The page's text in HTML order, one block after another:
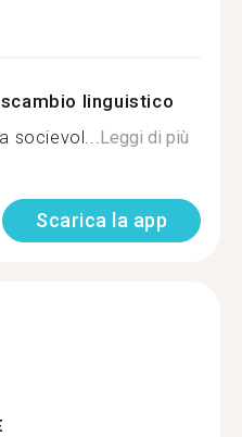
linguistico
socievol...Leggi di più
Scarica la app